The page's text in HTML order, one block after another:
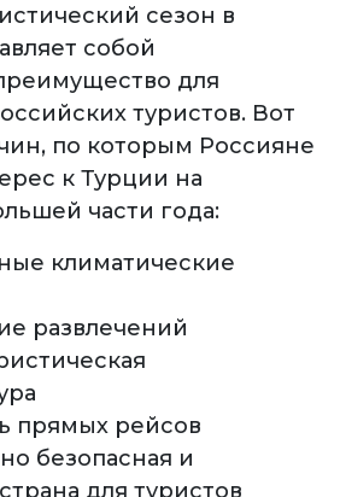
сезон в
собой
для
туристов. Вот
по которым Россияне
к Турции на
части года:
климатические
развлечений
прямых рейсов
безопасная и
для туристов